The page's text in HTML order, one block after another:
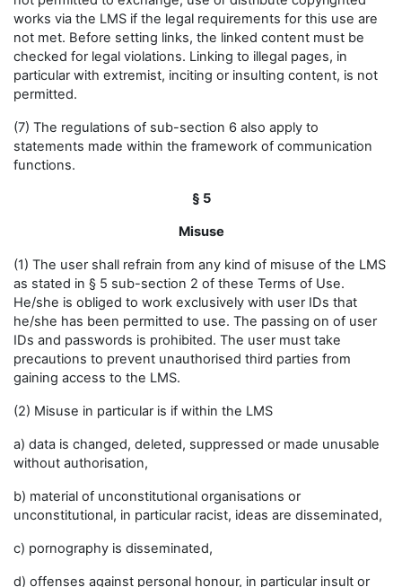
works via the LMS if the legal requirements for this use are
not met. Before setting links, the linked content must be
checked for legal violations. Linking to illegal pages, in
particular with extremist, inciting or insulting content, is not
permitted.
(7) The regulations of sub-section 6 also apply to
statements made within the framework of communication
functions.
§ 5
Misuse
(1) The user shall refrain from any kind of misuse of the LMS
as stated in § 5 sub-section 2 of these Terms of Use.
He/she is obliged to work exclusively with user IDs that
he/she has been permitted to use. The passing on of user
IDs and passwords is prohibited. The user must take
precautions to prevent unauthorised third parties from
gaining access to the LMS.
(2) Misuse in particular is if within the LMS
a) data is changed, deleted, suppressed or made unusable
without authorisation,
b) material of unconstitutional organisations or
unconstitutional, in particular racist, ideas are disseminated,
c) pornography is disseminated,
d) offenses against personal honour, in particular insult or